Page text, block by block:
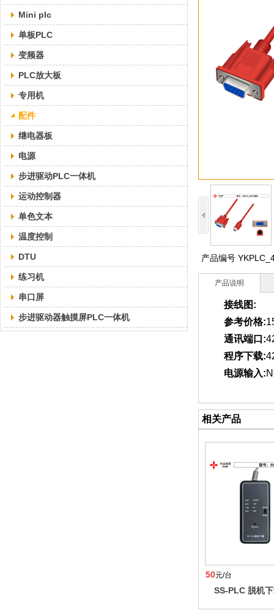
Mini plc
单板PLC
变频器
PLC放大板
专用机
配件
继电器板
电源
步进驱动PLC一体机
运动控制器
单色文本
温度控制
DTU
练习机
串口屏
步进驱动器触摸屏PLC一体机
产品编号
产品说明
接线图:
参考价格:
通讯端口:
程序下载:
电源输入:
相关产品
50元/台
SS-PLC 脱机